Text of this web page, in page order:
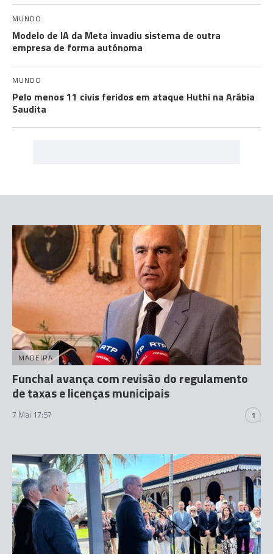
MUNDO
Modelo de IA da Meta invadiu sistema de outra
empresa de forma autónoma
MUNDO
Pelo menos 11 civis feridos em ataque Huthi na Arábia
Saudita
MADEIRA
Funchal avança com revisão do regulamento
de taxas e licenças municipais
7 Mai 17:57 1